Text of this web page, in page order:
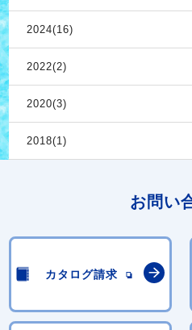
2024(16)
2022(2)
2020(3)
2018(1)
お問い
カタログ請求